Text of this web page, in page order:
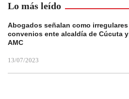
Lo más leído
Abogados señalan como irregulares
convenios ente alcaldía de Cúcuta y
AMC
13/07/2023